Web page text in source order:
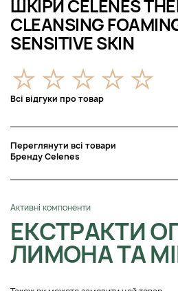
ШКІРИ CELENES
CLEANSING
SENSITIVE SKIN
Всі відгуки про товар
Переглянути всі товари
Бренду Celenes
Активні компоненти
ЕКСТРАКТИ
ЛИМОНА ТА